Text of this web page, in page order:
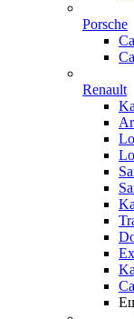
Porsche
Renault